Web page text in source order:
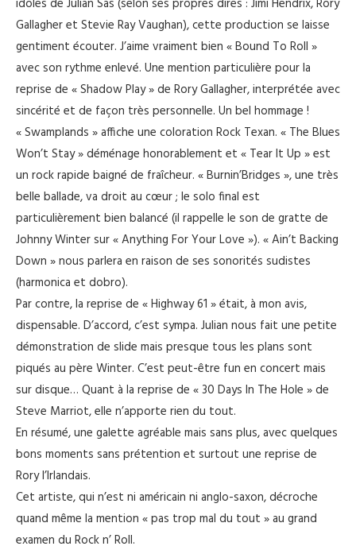
idoles de Julian Sas (selon ses propres dires : Jimi Hendrix, Rory
Gallagher et Stevie Ray Vaughan), cette production se laisse
gentiment écouter. J’aime vraiment bien « Bound To Roll »
avec son rythme enlevé. Une mention particulière pour la
reprise de « Shadow Play » de Rory Gallagher, interprétée avec
sincérité et de façon très personnelle. Un bel hommage !
« Swamplands » affiche une coloration Rock Texan. « The Blues
Won’t Stay » déménage honorablement et « Tear It Up » est
un rock rapide baigné de fraîcheur. « Burnin’Bridges », une très
belle ballade, va droit au cœur ; le solo final est
particulièrement bien balancé (il rappelle le son de gratte de
Johnny Winter sur « Anything For Your Love »). « Ain’t Backing
Down » nous parlera en raison de ses sonorités sudistes
(harmonica et dobro).
Par contre, la reprise de « Highway 61 » était, à mon avis,
dispensable. D’accord, c’est sympa. Julian nous fait une petite
démonstration de slide mais presque tous les plans sont
piqués au père Winter. C’est peut-être fun en concert mais
sur disque… Quant à la reprise de « 30 Days In The Hole » de
Steve Marriot, elle n’apporte rien du tout.
En résumé, une galette agréable mais sans plus, avec quelques
bons moments sans prétention et surtout une reprise de
Rory l’Irlandais.
Cet artiste, qui n’est ni américain ni anglo-saxon, décroche
quand même la mention « pas trop mal du tout » au grand
examen du Rock n’ Roll.